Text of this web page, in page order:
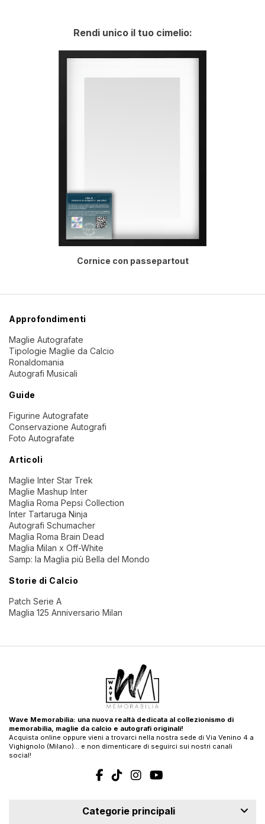
Rendi unico il tuo cimelio:
Cornice con passepartout
Approfondimenti
Maglie Autografate
Tipologie Maglie da Calcio
Ronaldomania
Autografi Musicali
Guide
Figurine Autografate
Conservazione Autografi
Foto Autografate
Articoli
Maglie Inter Star Trek
Maglie Mashup Inter
Maglia Roma Pepsi Collection
Inter Tartaruga Ninja
Autografi Schumacher
Maglia Roma Brain Dead
Maglia Milan x Off-White
Samp: la Maglia più Bella del Mondo
Storie di Calcio
Patch Serie A
Maglia 125 Anniversario Milan
Wave Memorabilia: una nuova realtà dedicata al collezionismo di
memorabilia, maglie da calcio e autografi originali!
Acquista online oppure vieni a trovarci nella nostra sede di Via Venino 4 a
Vighignolo (Milano)… e non dimenticare di seguirci sui nostri canali
social!
Categorie principali